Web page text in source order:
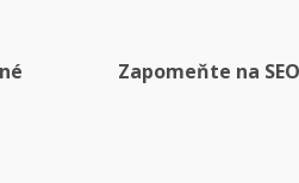
Zapomeňte na